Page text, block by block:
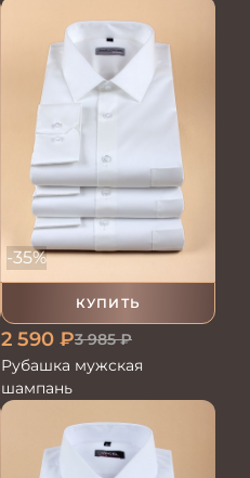
КУПИТЬ
-35%
2 590 ₽3 985₽
Рубашка мужская
шампань